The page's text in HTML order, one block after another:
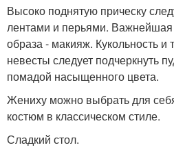
Высоко поднятую прическу
лентами и перьями. Важнейшая
образа - макияж. Кукольность и
невесты следует подчеркнуть
помадой насыщенного цвета.
Жениху можно выбрать для
костюм в классическом стиле.
Сладкий стол.